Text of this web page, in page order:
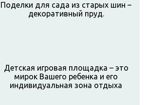
Поделки для сада из старых шин –
декоративный пруд.
Детская игровая площадка – это
мирок Вашего ребенка и его
индивидуальная зона отдыха